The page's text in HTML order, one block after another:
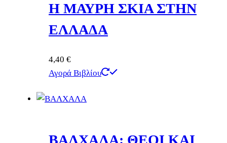
Η ΜΑΥΡΗ ΣΚΙΑ ΣΤΗΝ
ΕΛΛΑΔΑ
4,40 €
Αγορά Βιβλίου
ΒΑΛΧΑΛΑ: ΘΕΟΙ ΚΑΙ